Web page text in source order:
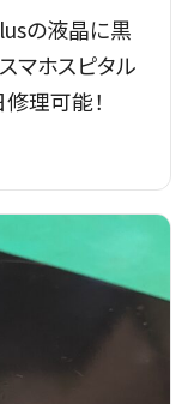
の液晶に黒
マホスピタル
理可能！